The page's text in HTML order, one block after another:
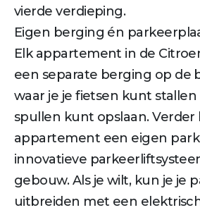
vierde verdieping.
Eigen berging én
Elk appartement in de
een separate berging op de
waar je je fietsen kunt stallen
spullen kunt opslaan.
appartement een eigen
innovatieve
gebouw. Als je wilt, kun je je
uitbreiden met een